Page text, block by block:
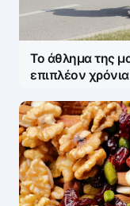
Το άθλημα της
επιπλέον